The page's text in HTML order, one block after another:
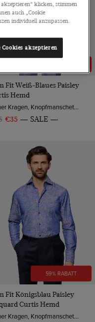
Fit Weiß-Blaues Paisley
Hemd
Hoher Kragen, Knopfmanschette, Baumwolle
€35 SALE
59% RABATT
Fit Königsblau Paisley
Curtis Hemd
Hoher Kragen, Knopfmanschette, Baumwolle
klicken, stimmen
auch „Cookie
individuell anzupassen.
Cookies akzeptieren